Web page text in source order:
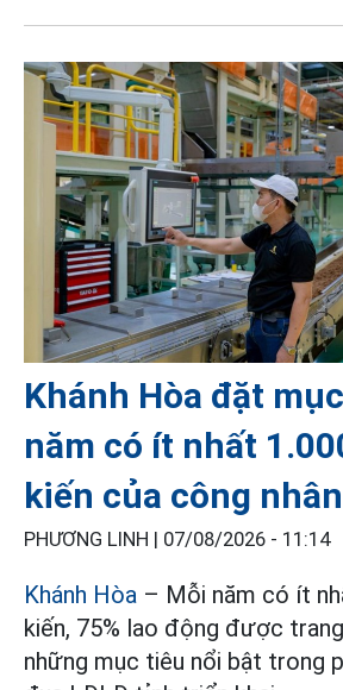
Khánh Hòa đặt
năm có ít nhất
kiến của công nhân
PHƯƠNG LINH | 07/08/2026 - 11:14
Khánh Hòa – Mỗi năm có ít
kiến, 75% lao động được
những mục tiêu nổi bật trong